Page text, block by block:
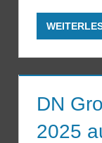
DN
2025